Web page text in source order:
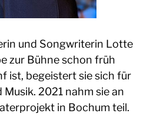
und Songwriterin Lotte
zur Bühne schon früh
ist, begeistert sie sich für
Musik. 2021 nahm sie an
in Bochum teil.